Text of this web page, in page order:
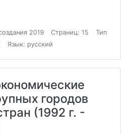
2019 Страниц: 15
Тип
Язык: русский
городов
(1992 г. -